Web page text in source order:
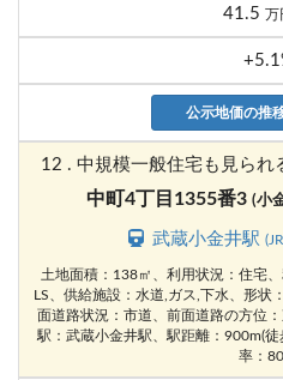
41.5 万
公示地価の推
12 . 中規模一般住宅も見ら
中町4丁目1355番3 (小
武蔵小金井駅
土地面積：138㎡、利用状況：住宅
LS、供給施設：水道,ガス,下水、形状
面道路状況：市道、前面道路の方位
駅：武蔵小金井駅、駅距離：900m(
率：